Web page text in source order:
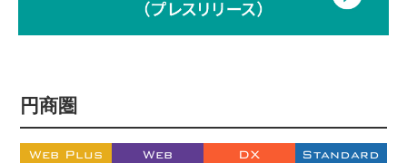
円商圏
Web Plus Web DX Standard